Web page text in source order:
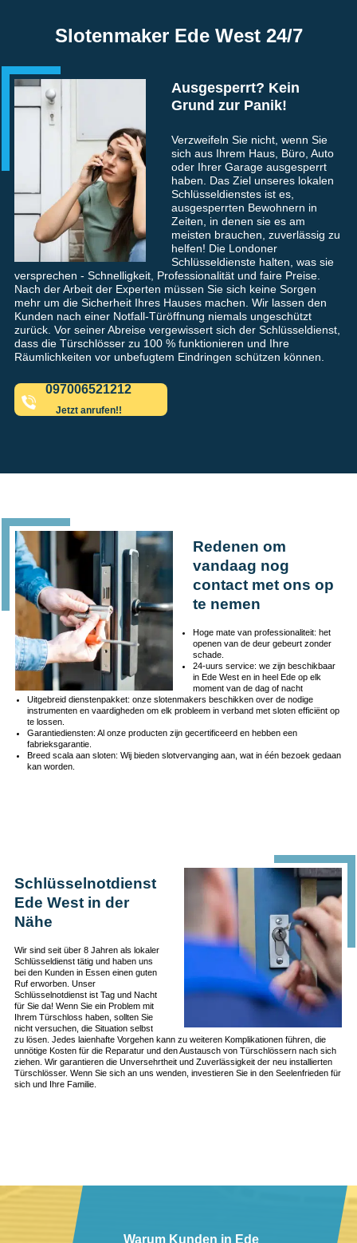
Slotenmaker Ede West 24/7
Ausgesperrt? Kein
Grund zur Panik!
Verzweifeln Sie nicht, wenn Sie
sich aus Ihrem Haus, Büro, Auto
oder Ihrer Garage ausgesperrt
haben. Das Ziel unseres lokalen
Schlüsseldienstes ist es,
ausgesperrten Bewohnern in
Zeiten, in denen sie es am
meisten brauchen, zuverlässig zu
helfen! Die Londoner
Schlüsseldienste halten, was sie
versprechen - Schnelligkeit, Professionalität und faire Preise.
Nach der Arbeit der Experten müssen Sie sich keine Sorgen
mehr um die Sicherheit Ihres Hauses machen. Wir lassen den
Kunden nach einer Notfall-Türöffnung niemals ungeschützt
zurück. Vor seiner Abreise vergewissert sich der Schlüsseldienst,
dass die Türschlösser zu 100 % funktionieren und Ihre
Räumlichkeiten vor unbefugtem Eindringen schützen können.
097006521212
Jetzt anrufen!!
Redenen om
vandaag nog
contact met ons op
te nemen
Hoge mate van professionaliteit: het
openen van de deur gebeurt zonder
schade.
24-uurs service: we zijn beschikbaar
in Ede West en in heel Ede op elk
moment van de dag of nacht
Uitgebreid dienstenpakket: onze slotenmakers beschikken over de nodige
instrumenten en vaardigheden om elk probleem in verband met sloten efficiënt op
te lossen.
Garantiediensten: Al onze producten zijn gecertificeerd en hebben een
fabrieksgarantie.
Breed scala aan sloten: Wij bieden slotvervanging aan, wat in één bezoek gedaan
kan worden.
Schlüsselnotdienst
Ede West in der
Nähe
Wir sind seit über 8 Jahren als lokaler
Schlüsseldienst tätig und haben uns
bei den Kunden in Essen einen guten
Ruf erworben. Unser
Schlüsselnotdienst ist Tag und Nacht
für Sie da! Wenn Sie ein Problem mit
Ihrem Türschloss haben, sollten Sie
nicht versuchen, die Situation selbst
zu lösen. Jedes laienhafte Vorgehen kann zu weiteren Komplikationen führen, die
unnötige Kosten für die Reparatur und den Austausch von Türschlössern nach sich
ziehen. Wir garantieren die Unversehrtheit und Zuverlässigkeit der neu installierten
Türschlösser. Wenn Sie sich an uns wenden, investieren Sie in den Seelenfrieden für
sich und Ihre Familie.
Warum Kunden in Ede